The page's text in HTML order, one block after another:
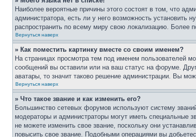
Наиболее вероятные причины этого состоят в том, что
администратора, есть ли у него возможность установить
распространить по всему миру свою локализацию. Более
Вернуться наверх
» Как поместить картинку вместе со своим именем?
На страницах просмотра тем под именем пользователей
сообщений вы оставили или на ваш статус на форуме.
аватары, то значит таково решение администрации. Вы
Вернуться наверх
» Что такое звание и как изменить его?
Большинство сетевых форумов используют систему
модераторы и администраторы могут иметь специальные
не можете изменить свое звание, поскольку они
повысить свое звание. Подобными операциями вы